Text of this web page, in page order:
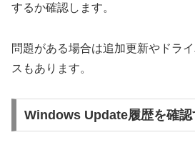
するか確認します。
問題がある場合は追加更新やドラ
スもあります。
Windows Update履歴を確認